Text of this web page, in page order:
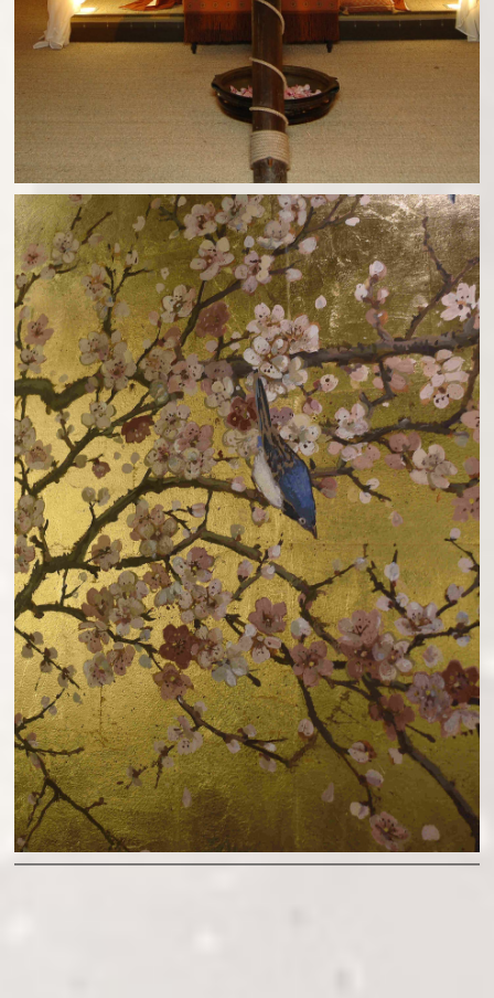
PEINTURE SUR FEUILLE D'OR